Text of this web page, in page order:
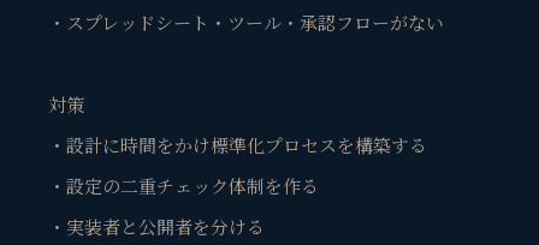
・スプレッドシート・ツール・承認フローがない
対策
・設計に時間をかけ標準化プロセスを構築する
・設定の二重チェック体制を作る
・実装者と公開者を分ける
観 観省庵 相談窓口
個人事業主・経営者・マーケターの方へ。